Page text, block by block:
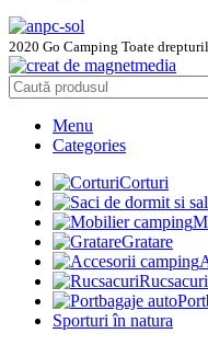
2020 Go Camping Toate
Menu
Categories
Corturi
Gratare
Rucsacuri
Sporturi în natura